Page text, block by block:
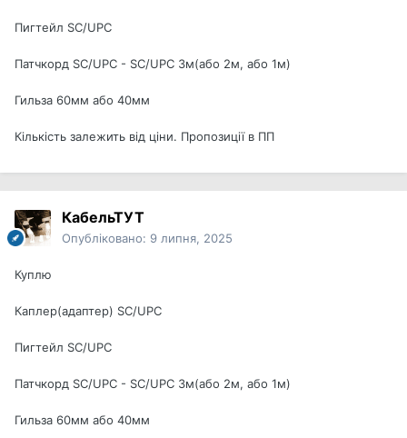
Пигтейл SC/UPC
Патчкорд SC/UPC - SC/UPC 3м(або 2м, або 1м)
Гильза 60мм або 40мм
Кількість залежить від ціни. Пропозиції в ПП
КабельТУТ
Опубліковано: 9 липня, 2025
Куплю
Каплер(адаптер) SC/UPC
Пигтейл SC/UPC
Патчкорд SC/UPC - SC/UPC 3м(або 2м, або 1м)
Гильза 60мм або 40мм